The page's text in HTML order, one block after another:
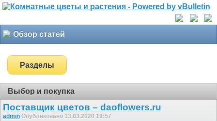
Обзор статей
Разделы
Выбор и покупка
Поставщик цветов – daoflowers.ru
admin Опубликовано 13.03.2020 19:57